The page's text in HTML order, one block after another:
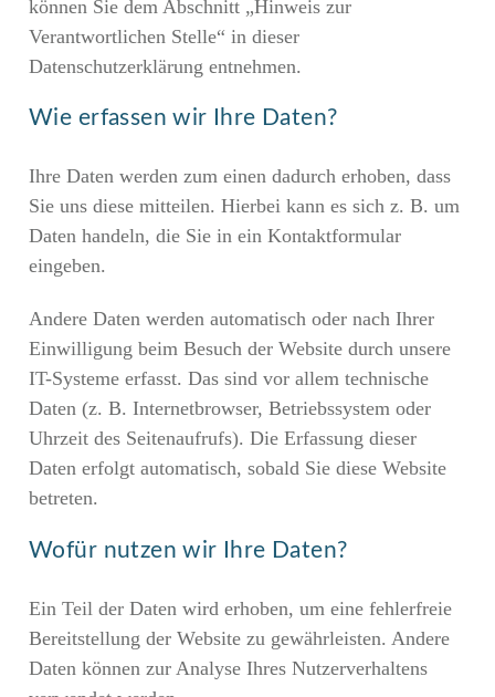
können Sie dem Abschnitt „Hinweis zur
Verantwortlichen Stelle“ in dieser
Datenschutzerklärung entnehmen.
Wie erfassen wir Ihre Daten?
Ihre Daten werden zum einen dadurch erhoben, dass
Sie uns diese mitteilen. Hierbei kann es sich z. B. um
Daten handeln, die Sie in ein Kontaktformular
eingeben.
Andere Daten werden automatisch oder nach Ihrer
Einwilligung beim Besuch der Website durch unsere
IT-Systeme erfasst. Das sind vor allem technische
Daten (z. B. Internetbrowser, Betriebssystem oder
Uhrzeit des Seitenaufrufs). Die Erfassung dieser
Daten erfolgt automatisch, sobald Sie diese Website
betreten.
Wofür nutzen wir Ihre Daten?
Ein Teil der Daten wird erhoben, um eine fehlerfreie
Bereitstellung der Website zu gewährleisten. Andere
Daten können zur Analyse Ihres Nutzerverhaltens